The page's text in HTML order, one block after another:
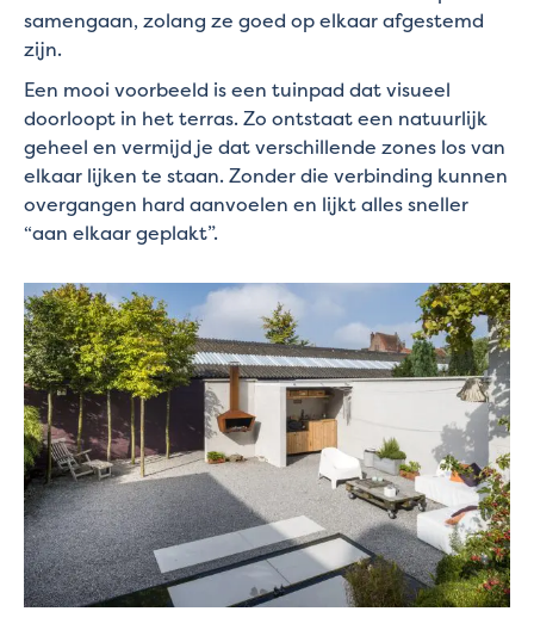
samengaan, zolang ze goed op elkaar afgestemd
zijn.
Een mooi voorbeeld is een tuinpad dat visueel
doorloopt in het terras. Zo ontstaat een natuurlijk
geheel en vermijd je dat verschillende zones los van
elkaar lijken te staan. Zonder die verbinding kunnen
overgangen hard aanvoelen en lijkt alles sneller
“aan elkaar geplakt”.